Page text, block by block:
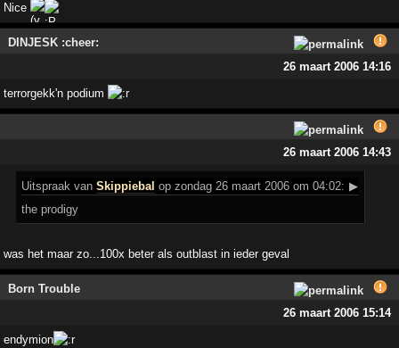
Nice
DINJESK :cheer:
26 maart 2006 14:16
terrorgekk'n podium
26 maart 2006 14:43
Uitspraak vanSkippiebal op zondag 26 maart 2006 om 04:02: ▶
the prodigy
was het maar zo...100x beter als outblast in ieder geval
Born Trouble
26 maart 2006 15:14
endymion